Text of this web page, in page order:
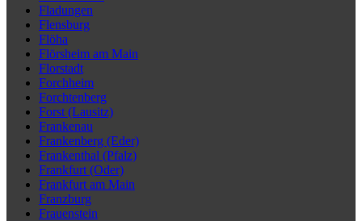
Fladungen
Flensburg
Flöha
Flörsheim am Main
Florstadt
Forchheim
Forchtenberg
Forst (Lausitz)
Frankenau
Frankenberg (Eder)
Frankenthal (Pfalz)
Frankfurt (Oder)
Frankfurt am Main
Franzburg
Frauenstein